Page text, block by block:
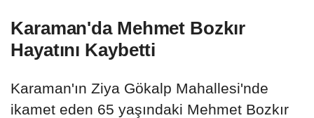
Karaman'da Mehmet Bozkır
Hayatını Kaybetti
Karaman'ın Ziya Gökalp Mahallesi'nde
ikamet eden 65 yaşındaki Mehmet Bozkır